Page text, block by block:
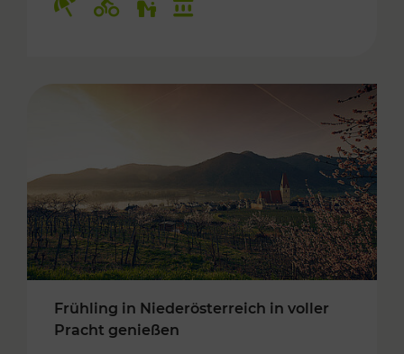
Frühling in Niederösterreich in voller
Pracht genießen